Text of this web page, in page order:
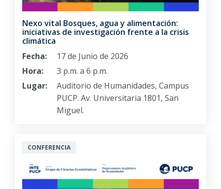
Nexo vital Bosques, agua y alimentación:
iniciativas de investigación frente a la crisis
climática
Fecha:
17 de Junio de 2026
Hora:
3 p.m. a 6 p.m.
Lugar:
Auditorio de Humanidades, Campus
PUCP. Av. Universitaria 1801, San
Miguel.
CONFERENCIA